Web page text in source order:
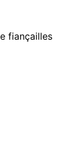
fiançailles